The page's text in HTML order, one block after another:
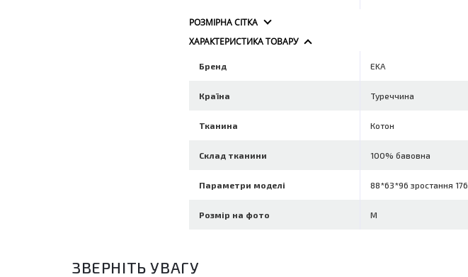
РОЗМІРНА СІТКА
ХАРАКТЕРИСТИКА ТОВАРУ
Бренд EKA
Країна Туреччина
Тканина Котон
Склад тканини 100% бавовна
Параметри моделі 88*63*96 зростання 176
Розмір на фото M
ЗВЕРНІТЬ УВАГУ